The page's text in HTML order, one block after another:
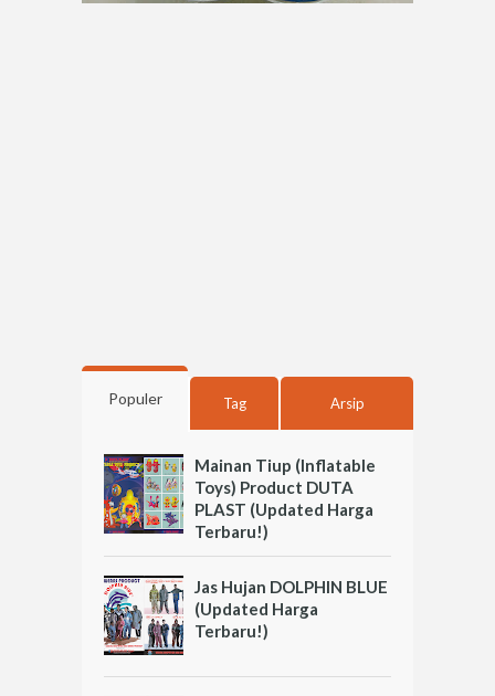
Populer Tag Arsip
Mainan Tiup (Inflatable
Toys) Product DUTA
PLAST (Updated Harga
Terbaru!)
Jas Hujan DOLPHIN BLUE
(Updated Harga
Terbaru!)